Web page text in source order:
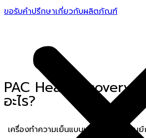
ขอรับคำปรึกษาเกี่ยวกับผลิตภัณฑ์
with oil-free technology.”
PAC Heat Recovery
อะไร?
เครื่องทำความเย็นแบบแรงเหวี่ยงหนีศู